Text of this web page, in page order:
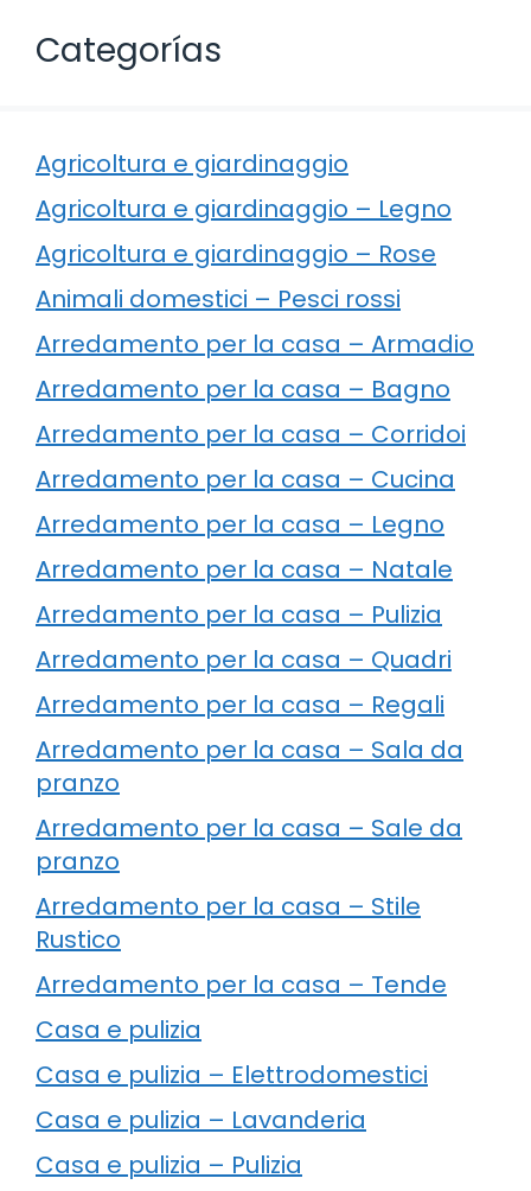
Categorías
Agricoltura e giardinaggio
Agricoltura e giardinaggio – Legno
Agricoltura e giardinaggio – Rose
Animali domestici – Pesci rossi
Arredamento per la casa – Armadio
Arredamento per la casa – Bagno
Arredamento per la casa – Corridoi
Arredamento per la casa – Cucina
Arredamento per la casa – Legno
Arredamento per la casa – Natale
Arredamento per la casa – Pulizia
Arredamento per la casa – Quadri
Arredamento per la casa – Regali
Arredamento per la casa – Sala da
pranzo
Arredamento per la casa – Sale da
pranzo
Arredamento per la casa – Stile
Rustico
Arredamento per la casa – Tende
Casa e pulizia
Casa e pulizia – Elettrodomestici
Casa e pulizia – Lavanderia
Casa e pulizia – Pulizia